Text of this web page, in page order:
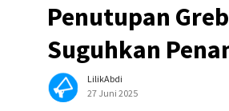
Penutupan
Suguhkan
LilikAbdi
27 Juni 2025